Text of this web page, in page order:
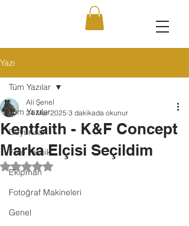
Yazı
Tüm Yazılar
Duyurular
Foto Teknik
Ekipman
Fotoğraf Makineleri
Genel
Tüm Yazılar
Kentfaith - K&F Concept
Marka Elçisi Seçildim
Ali Şenel
24 Mar 2025 3 dakikada okunur
5 üzerinden NaN yıldız